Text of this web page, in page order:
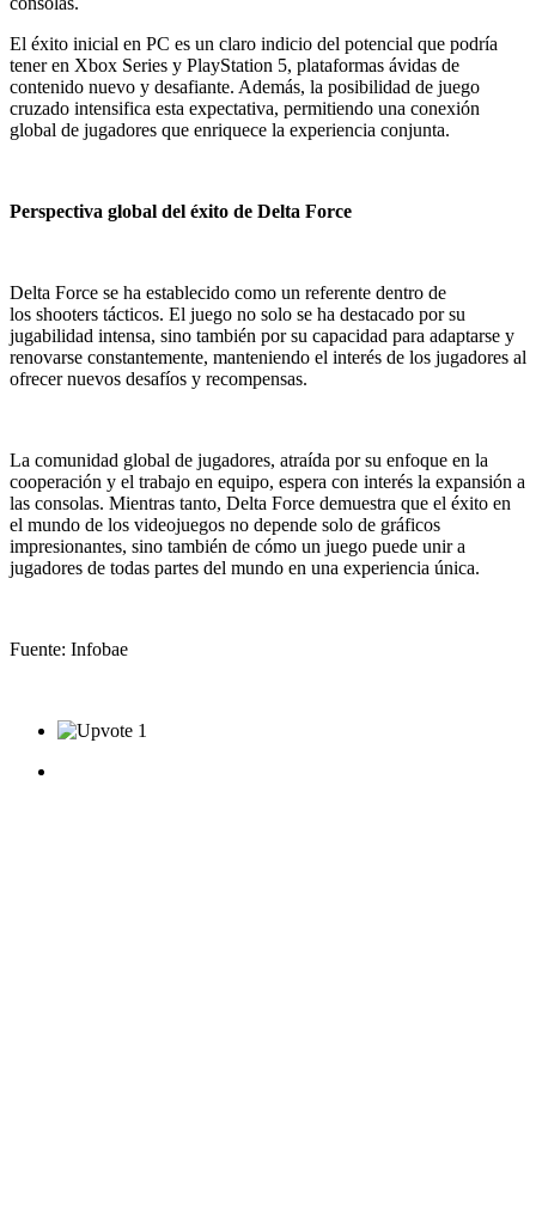
El éxito inicial en PC es un claro indicio del potencial que podría
tener en Xbox Series y PlayStation 5, plataformas ávidas de
contenido nuevo y desafiante. Además, la posibilidad de juego
cruzado intensifica esta expectativa, permitiendo una conexión
global de jugadores que enriquece la experiencia conjunta.
Perspectiva global del éxito de Delta Force
Delta Force se ha establecido como un referente dentro de
los shooters tácticos. El juego no solo se ha destacado por su
jugabilidad intensa, sino también por su capacidad para adaptarse y
renovarse constantemente, manteniendo el interés de los jugadores al
ofrecer nuevos desafíos y recompensas.
La comunidad global de jugadores, atraída por su enfoque en la
cooperación y el trabajo en equipo, espera con interés la expansión a
las consolas. Mientras tanto, Delta Force demuestra que el éxito en
el mundo de los videojuegos no depende solo de gráficos
impresionantes, sino también de cómo un juego puede unir a
jugadores de todas partes del mundo en una experiencia única.
Fuente: Infobae
1